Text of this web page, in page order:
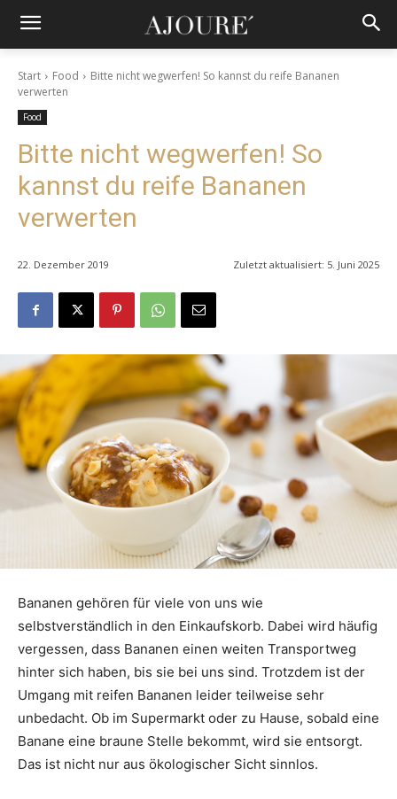
Start Food
Bitte nicht wegwerfen! So kannst du reife Bananen
verwerten
Food
Bitte nicht wegwerfen! So
kannst du reife Bananen
verwerten
22. Dezember 2019 Zuletzt aktualisiert: 5. Juni 2025
Bananen gehören für viele von uns wie
selbstverständlich in den Einkaufskorb. Dabei wird häufig
vergessen, dass Bananen einen weiten Transportweg
hinter sich haben, bis sie bei uns sind. Trotzdem ist der
Umgang mit reifen Bananen leider teilweise sehr
unbedacht. Ob im Supermarkt oder zu Hause, sobald eine
Banane eine braune Stelle bekommt, wird sie entsorgt.
Das ist nicht nur aus ökologischer Sicht sinnlos.